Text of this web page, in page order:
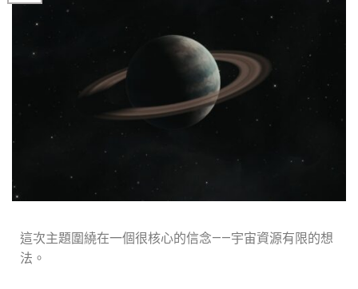
這次主題圍繞在一個很核心的信念——宇宙資源有限的想
法。